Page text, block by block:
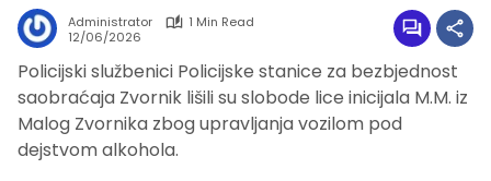
Administrator
1 Min Read
12/06/2026
Policijski službenici Policijske stanice za bezbjednost
saobraćaja Zvornik lišili su slobode lice inicijala M.M. iz
Malog Zvornika zbog upravljanja vozilom pod
dejstvom alkohola.